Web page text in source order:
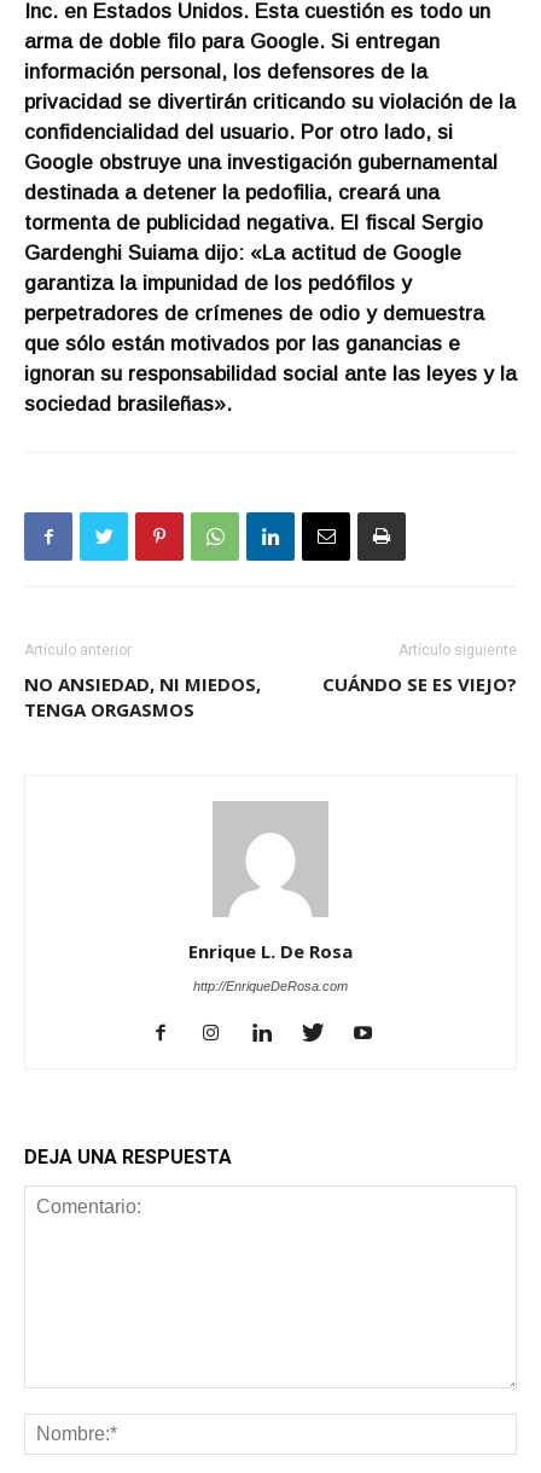
Inc. en Estados Unidos. Esta cuestión es todo un
arma de doble filo para Google. Si entregan
información personal, los defensores de la
privacidad se divertirán criticando su violación de la
confidencialidad del usuario. Por otro lado, si
Google obstruye una investigación gubernamental
destinada a detener la pedofilia, creará una
tormenta de publicidad negativa. El fiscal Sergio
Gardenghi Suiama dijo: «La actitud de Google
garantiza la impunidad de los pedófilos y
perpetradores de crímenes de odio y demuestra
que sólo están motivados por las ganancias e
ignoran su responsabilidad social ante las leyes y la
sociedad brasileñas».
Artículo anterior
NO ANSIEDAD, NI MIEDOS,
TENGA ORGASMOS
Artículo siguiente
CUÁNDO SE ES VIEJO?
Enrique L. De Rosa
http://EnriqueDeRosa.com
DEJA UNA RESPUESTA